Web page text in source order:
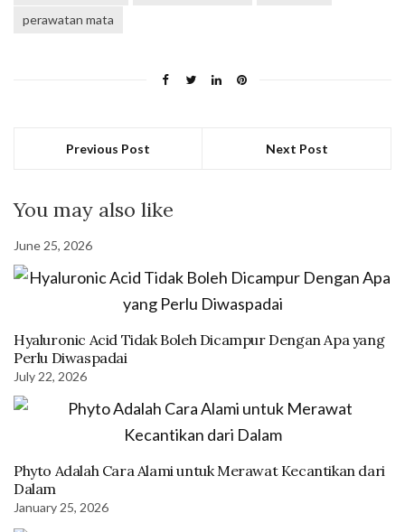
perawatan mata
Previous Post Next Post
You may also like
June 25, 2026
Hyaluronic Acid Tidak Boleh Dicampur Dengan Apa yang
Perlu Diwaspadai
July 22, 2026
Phyto Adalah Cara Alami untuk Merawat Kecantikan dari
Dalam
January 25, 2026